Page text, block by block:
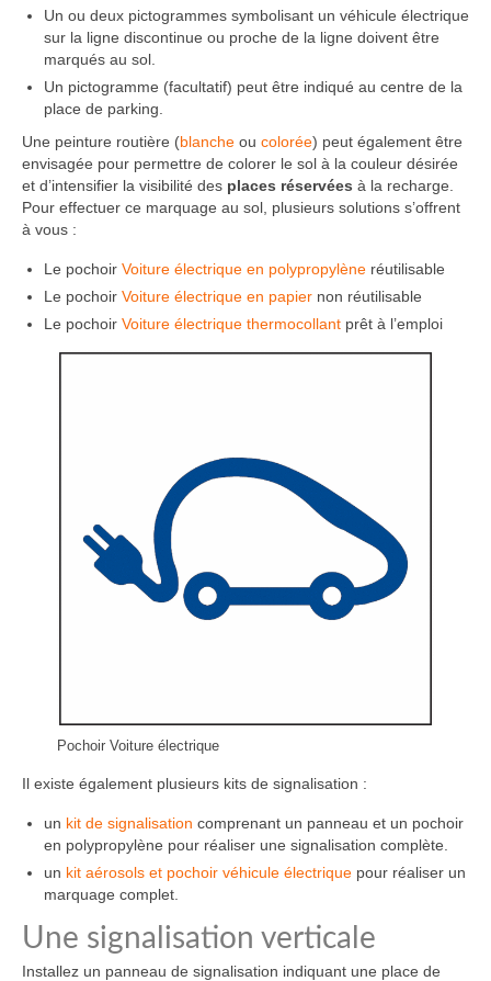
Un ou deux pictogrammes symbolisant un véhicule électrique
sur la ligne discontinue ou proche de la ligne doivent être
marqués au sol.
Un pictogramme (facultatif) peut être indiqué au centre de la
place de parking.
Une peinture routière (blanche ou colorée) peut également être
envisagée pour permettre de colorer le sol à la couleur désirée
et d’intensifier la visibilité des places réservées à la recharge.
Pour effectuer ce marquage au sol, plusieurs solutions s’offrent
à vous :
Le pochoir Voiture électrique en polypropylène réutilisable
Le pochoir Voiture électrique en papier non réutilisable
Le pochoir Voiture électrique thermocollant prêt à l’emploi
Pochoir Voiture électrique
Il existe également plusieurs kits de signalisation :
un kit de signalisation comprenant un panneau et un pochoir
en polypropylène pour réaliser une signalisation complète.
un kit aérosols et pochoir véhicule électrique pour réaliser un
marquage complet.
Une signalisation verticale
Installez un panneau de signalisation indiquant une place de